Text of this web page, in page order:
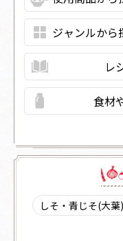
レ
食材
しそ・青じそ(大葉)